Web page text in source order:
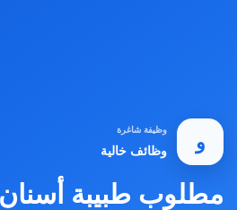
و
وظيفة شاغرة
وظائف خالية
مطلوب طبيبة